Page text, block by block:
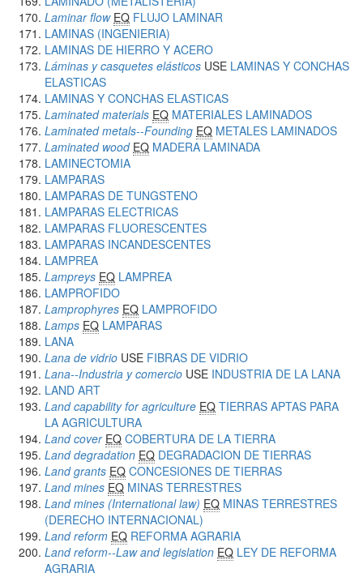
Laminar flow EQ FLUJO LAMINAR
LAMINAS (INGENIERIA)
LAMINAS DE HIERRO Y ACERO
Láminas y casquetes elásticos USE LAMINAS Y CONCHAS
ELASTICAS
LAMINAS Y CONCHAS ELASTICAS
Laminated materials EQ MATERIALES LAMINADOS
Laminated metals--Founding EQ METALES LAMINADOS
Laminated wood EQ MADERA LAMINADA
LAMINECTOMIA
LAMPARAS
LAMPARAS DE TUNGSTENO
LAMPARAS ELECTRICAS
LAMPARAS FLUORESCENTES
LAMPARAS INCANDESCENTES
LAMPREA
Lampreys EQ LAMPREA
LAMPROFIDO
Lamprophyres EQ LAMPROFIDO
Lamps EQ LAMPARAS
LANA
Lana de vidrio USE FIBRAS DE VIDRIO
Lana--Industria y comercio USE INDUSTRIA DE LA LANA
LAND ART
Land capability for agriculture EQ TIERRAS APTAS PARA
LA AGRICULTURA
Land cover EQ COBERTURA DE LA TIERRA
Land degradation EQ DEGRADACION DE TIERRAS
Land grants EQ CONCESIONES DE TIERRAS
Land mines EQ MINAS TERRESTRES
Land mines (International law) EQ MINAS TERRESTRES
(DERECHO INTERNACIONAL)
Land reform EQ REFORMA AGRARIA
Land reform--Law and legislation EQ LEY DE REFORMA
AGRARIA